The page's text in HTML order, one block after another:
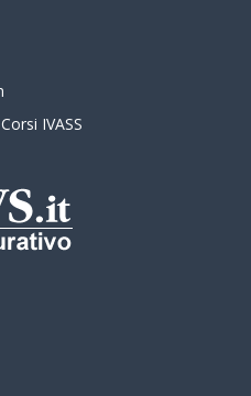
IVASS